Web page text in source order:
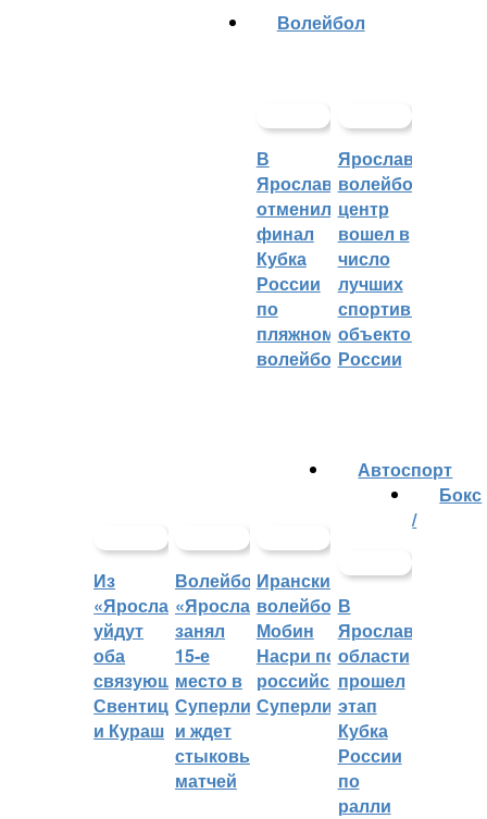
Волейбол
В
Ярославле
отменили
финал
Кубка
России
по
пляжному
волейболу
Ярославский
волейбольный
центр
вошел в
число
лучших
спортивных
объектов
России
Из
«Ярославича»
уйдут
оба
связующих:
Свентицкис
и Кураш
Волейбольный
«Ярославич»
занял
15-е
место в
Суперлиге
и ждет
стыковых
матчей
Иранский
волейболист
Мобин
Насри покинет
российскую
Суперлигу
Автоспорт
В
Ярославской
области
прошел
этап
Кубка
России
по
ралли
Бокс
/